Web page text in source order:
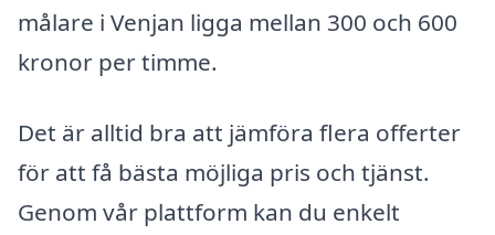
målare i Venjan ligga mellan 300 och 600
kronor per timme.
Det är alltid bra att jämföra flera offerter
för att få bästa möjliga pris och tjänst.
Genom vår plattform kan du enkelt